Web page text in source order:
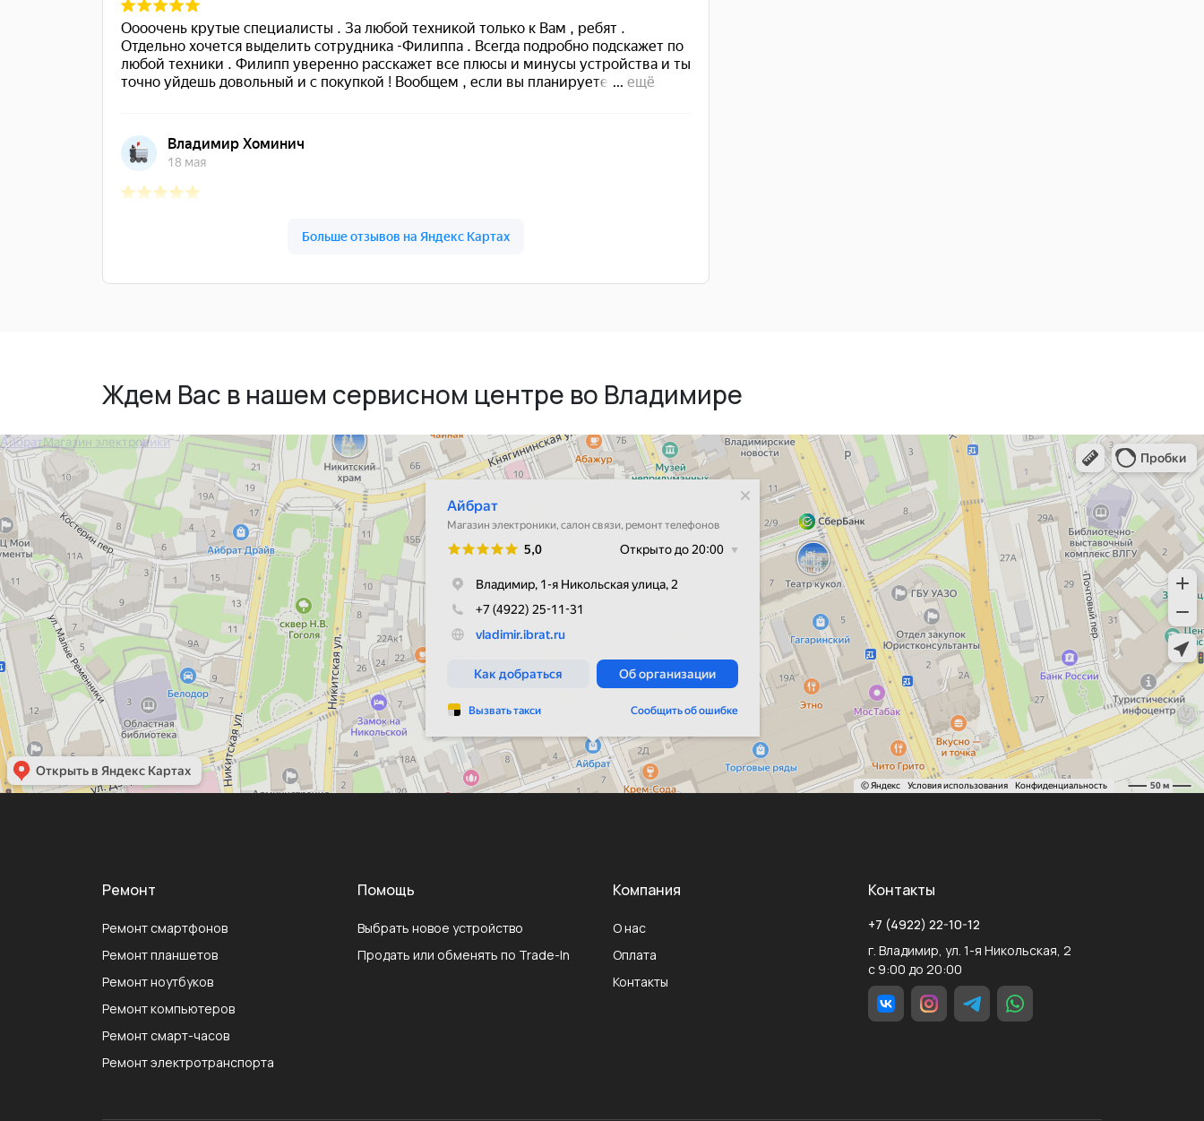
Ждем Вас в нашем сервисном центре во Владимире
Ремонт
Ремонт смартфонов
Ремонт планшетов
Ремонт ноутбуков
Ремонт компьютеров
Ремонт смарт-часов
Ремонт электротранспорта
Помощь
Выбрать новое устройство
Продать или обменять по Trade-In
Компания
О нас
Оплата
Контакты
Контакты
+7 (4922) 22-10-12
г. Владимир, ул. 1-я Никольская, 2
с 9:00 до 20:00